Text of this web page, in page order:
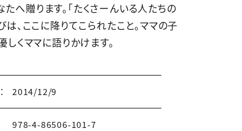
へ贈ります。「たくさーんいる人たちの
は、ここに降りてこられたこと。ママの子
しくママに語りかけます。
2014/12/9
978-4-86506-101-7